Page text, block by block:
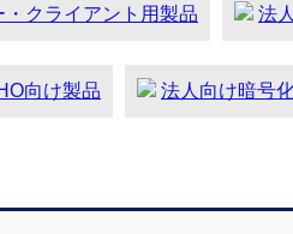
クライアント用製品 法
向け製品 法人向け暗号